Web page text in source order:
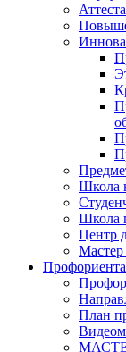
Школа
Школа
Центр
Мастер
План